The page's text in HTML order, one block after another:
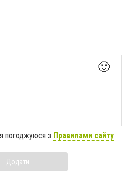
🙂
погоджуюся з Правилами сайту
Додати